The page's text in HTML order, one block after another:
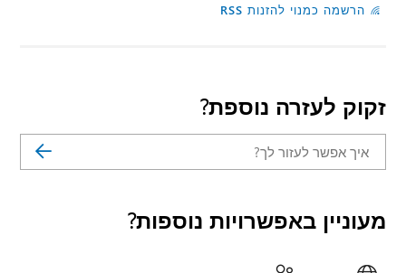
הרשמה כמנוי להזנות RSS
זקוק לעזרה נוספת?
מעוניין באפשרויות נוספות?